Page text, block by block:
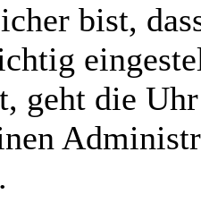
bist,
geht die